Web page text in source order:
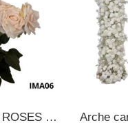
BOUQUET DE 9 ROSES – 06